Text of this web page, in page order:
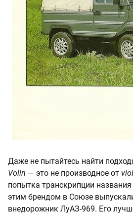
Даже не пытайтесь найти
Volin — это не производное от
попытка транскрипции
этим брендом в Союзе
внедорожник ЛуАЗ-969. Его